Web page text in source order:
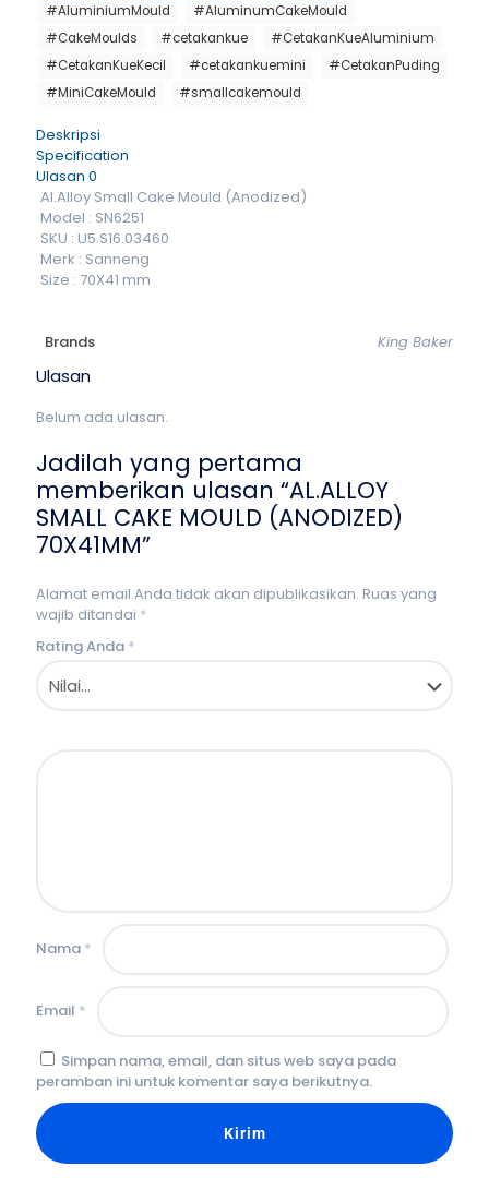
#AluminiumMould
#AluminumCakeMould
#CakeMoulds
#cetakankue
#CetakanKueAluminium
#CetakanKueKecil
#cetakankuemini
#CetakanPuding
#MiniCakeMould
#smallcakemould
Deskripsi
Specification
Ulasan 0
Al.Alloy Small Cake Mould (Anodized)
Model : SN6251
SKU : U5.S16.03460
Merk : Sanneng
Size : 70X41 mm
Brands King Baker
Ulasan
Belum ada ulasan.
Jadilah yang pertama
memberikan ulasan “AL.ALLOY
SMALL CAKE MOULD (ANODIZED)
70X41MM”
Alamat email Anda tidak akan dipublikasikan. Ruas yang
wajib ditandai *
Rating Anda *
Nama *
Email *
Simpan nama, email, dan situs web saya pada
peramban ini untuk komentar saya berikutnya.